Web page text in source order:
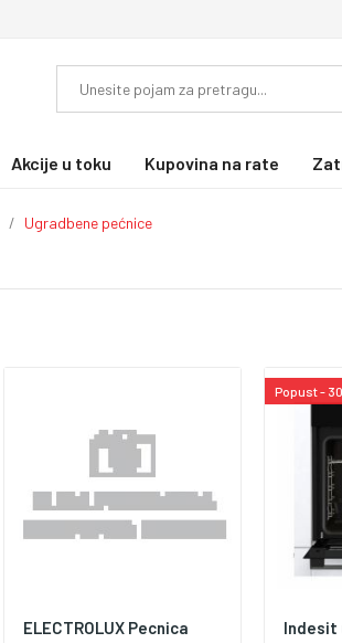
Akcije u toku Kupovina na rate
Ugradbene pećnice
ELECTROLUX Pecnica
Popust -
Indesit